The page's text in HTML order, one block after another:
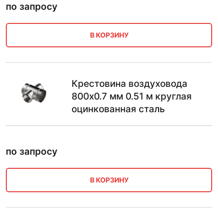
по запросу
В КОРЗИНУ
Крестовина воздуховода
800х0.7 мм 0.51 м круглая
оцинкованная сталь
по запросу
В КОРЗИНУ